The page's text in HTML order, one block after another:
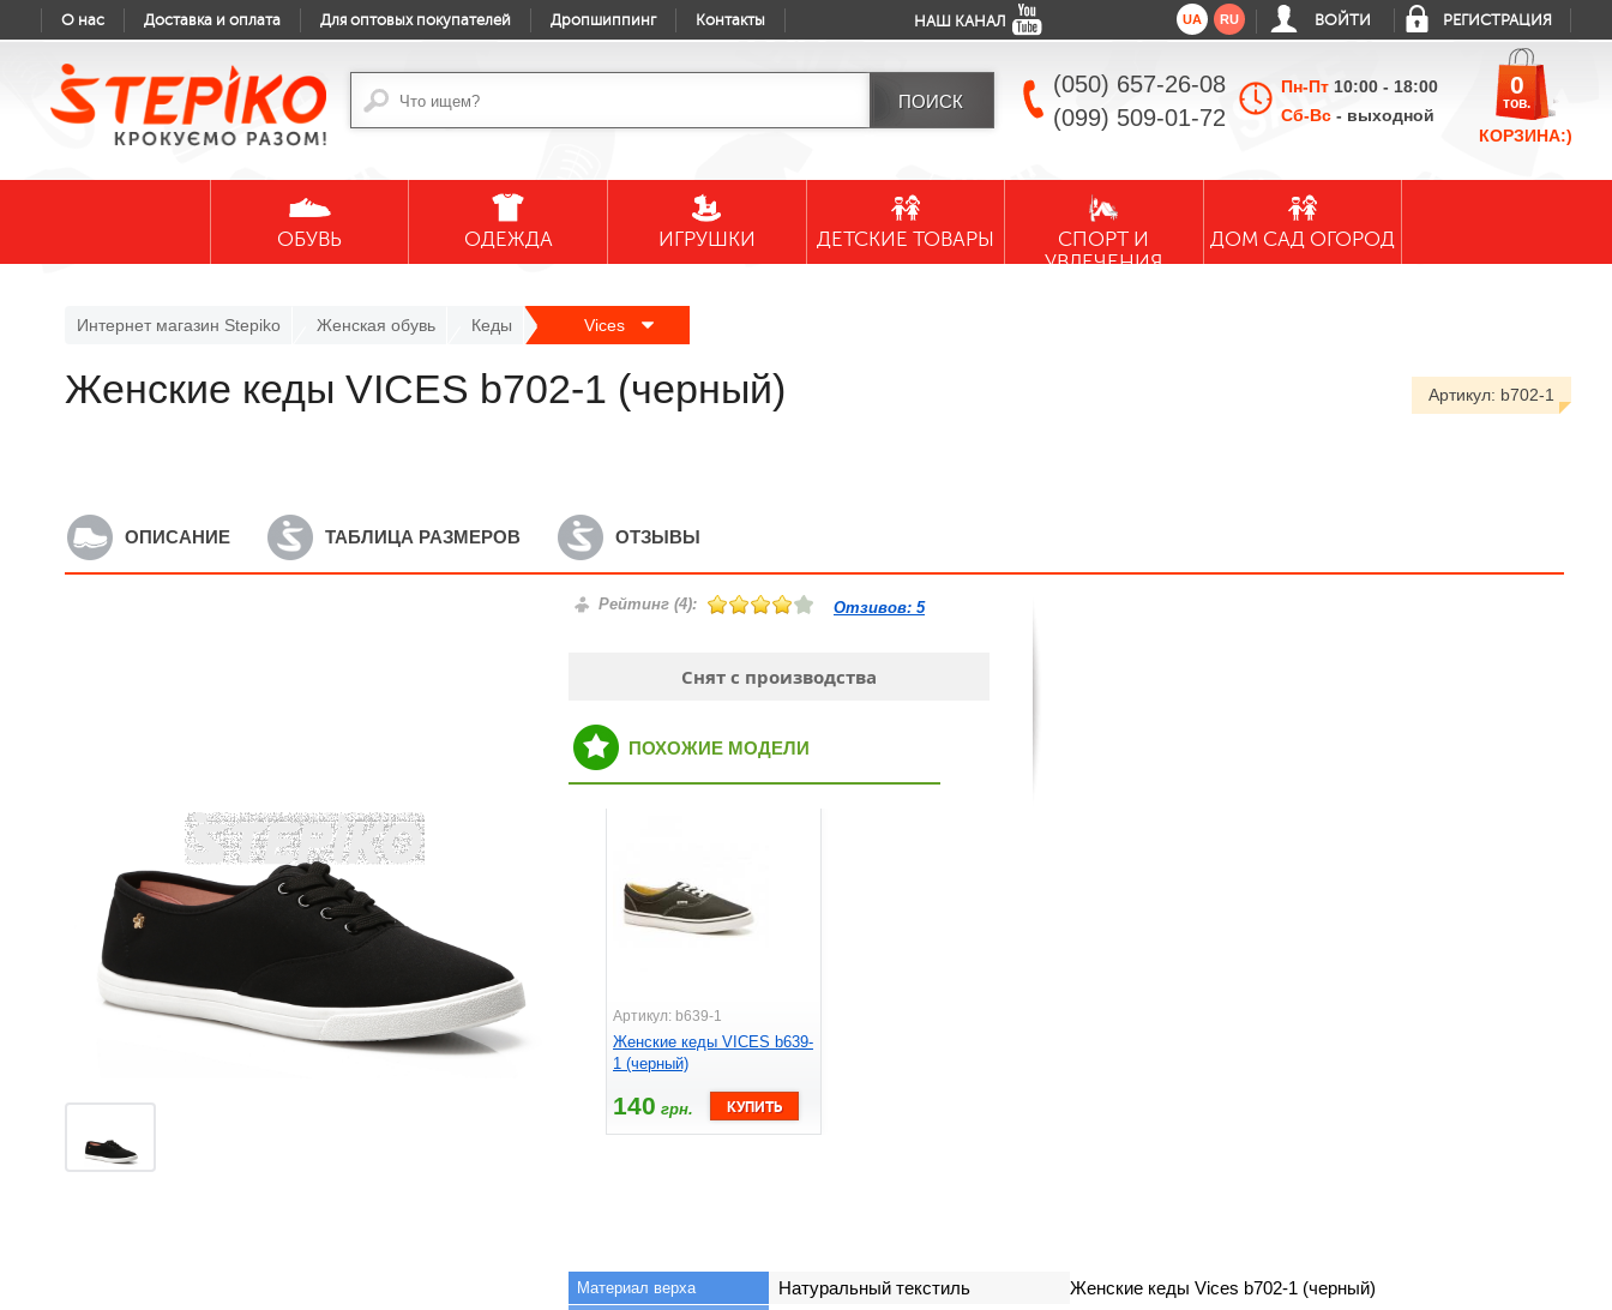
О нас Доставка и оплата Для оптовых покупателей Дропшиппинг Контакты НАШ КАНАЛ UA RU ВОЙТИ РЕГИСТРАЦИЯ
(050) 657-26-08
(099) 509-01-72
Пн-Пт 10:00 - 18:00
Сб-Вс - выходной
КОРЗИНА:)
0
тов.
ОБУВЬ ОДЕЖДА ИГРУШКИ ДЕТСКИЕ ТОВАРЫ
СПОРТ И
УВЛЕЧЕНИЯ
ДОМ САД ОГОРОД
Интернет магазин Stepiko Женская обувь Кеды Vices
Женские кеды VICES b702-1 (черный) Артикул: b702-1
ОПИСАНИЕ ТАБЛИЦА РАЗМЕРОВ ОТЗЫВЫ
Рейтинг (4): Отзивов: 5
Снят с производства
ПОХОЖИЕ МОДЕЛИ
Артикул: b639-1
Женские кеды VICES b639-
1 (черный)
140 грн.
Материал верха Натуральный текстиль Женские кеды Vices b702-1 (черный)